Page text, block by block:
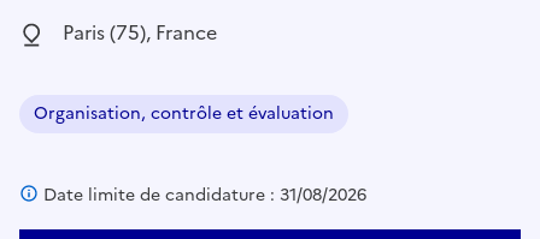
Localisation :
Paris (75), France
Domaine :
Organisation, contrôle et évaluation
Date limite de candidature : 31/08/2026